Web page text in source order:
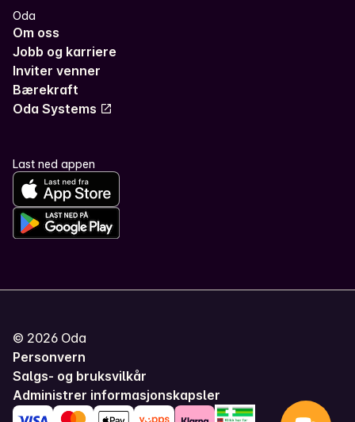
Oda
Om oss
Jobb og karriere
Inviter venner
Bærekraft
Oda Systems
Last ned appen
© 2026 Oda
Personvern
Salgs- og bruksvilkår
Administrer informasjonskapsler